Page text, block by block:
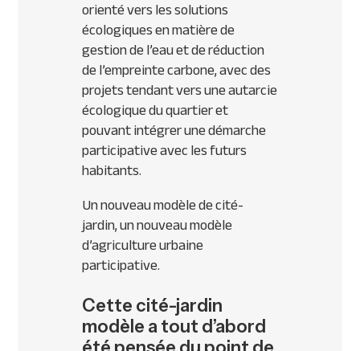
orienté vers les solutions
écologiques en matière de
gestion de l’eau et de réduction
de l’empreinte carbone, avec des
projets tendant vers une autarcie
écologique du quartier et
pouvant intégrer une démarche
participative avec les futurs
habitants.
Un nouveau modèle de cité-
jardin, un nouveau modèle
d’agriculture urbaine
participative.
Cette cité-jardin
modèle a tout d’abord